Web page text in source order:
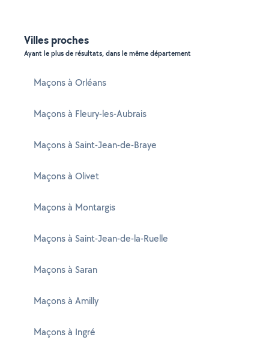
Villes proches
Ayant le plus de résultats, dans le même département
Maçons à Orléans
Maçons à Fleury-les-Aubrais
Maçons à Saint-Jean-de-Braye
Maçons à Olivet
Maçons à Montargis
Maçons à Saint-Jean-de-la-Ruelle
Maçons à Saran
Maçons à Amilly
Maçons à Ingré